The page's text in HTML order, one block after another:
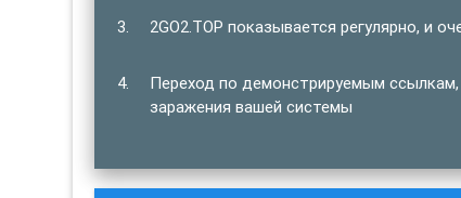
2GO2.TOP показывается регулярно, и
Переход по демонстрируемым
заражения вашей системы